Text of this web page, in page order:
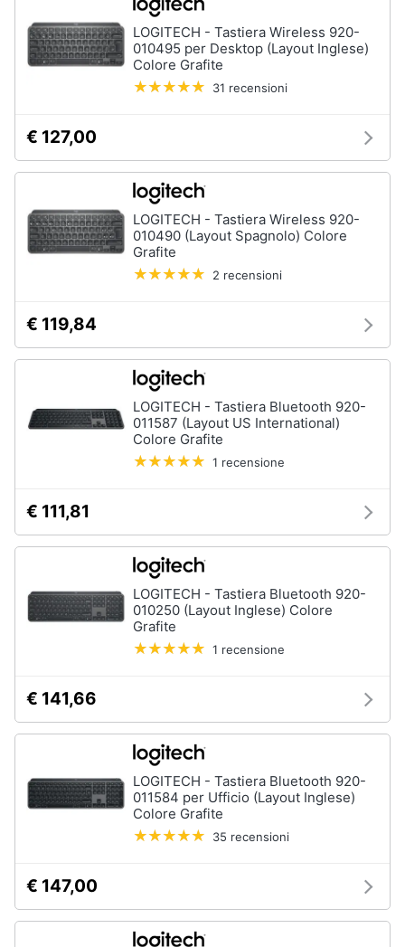
LOGITECH - Tastiera Wireless 920-
010495 per Desktop (Layout Inglese)
Colore Grafite
31 recensioni
€ 127,00
LOGITECH - Tastiera Wireless 920-
010490 (Layout Spagnolo) Colore
Grafite
2 recensioni
€ 119,84
LOGITECH - Tastiera Bluetooth 920-
011587 (Layout US International)
Colore Grafite
1 recensione
€ 111,81
LOGITECH - Tastiera Bluetooth 920-
010250 (Layout Inglese) Colore
Grafite
1 recensione
€ 141,66
LOGITECH - Tastiera Bluetooth 920-
011584 per Ufficio (Layout Inglese)
Colore Grafite
35 recensioni
€ 147,00